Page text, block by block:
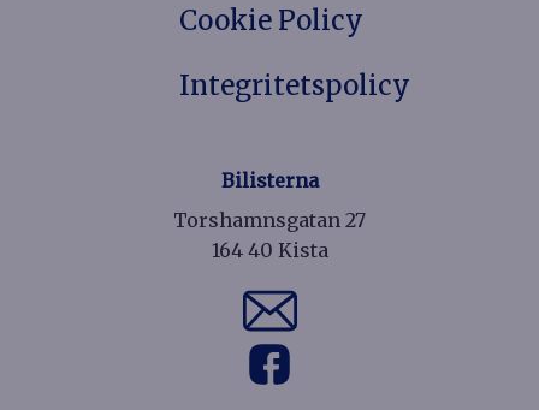
Cookie Policy
Integritetspolicy
Bilisterna
Torshamnsgatan 27
164 40 Kista